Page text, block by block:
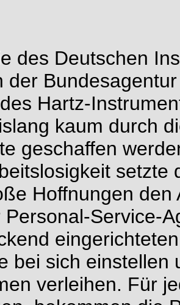
des Deutschen
der
Hartz-
kaum durch
geschaffen
setzte
Hoffnungen
Service-
bei sich einstellen
verleihen. Für